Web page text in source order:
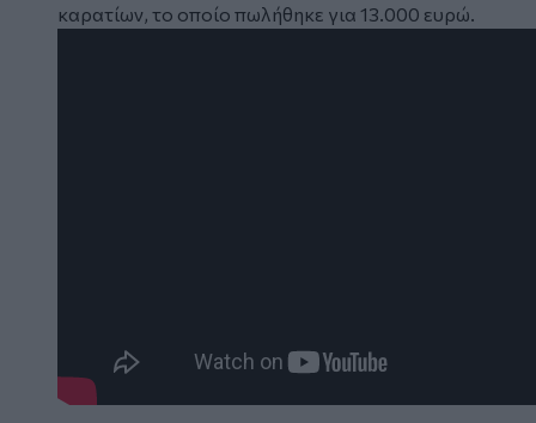
καρατίων, το οποίο πωλήθηκε για 13.000 ευρώ.